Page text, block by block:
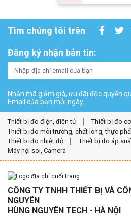
Tìm chúng tôi trên
Đăng ký nhận bản tin:
Nhận mã giảm giá, ưu đãi độc quyền
Email của bạn mỗi ngày.
Thiết bị đo điện, điện tử
Thiết bị đo
Thiết bị đo môi trường, chất lỏng, thực
Thiết bị đo nhiệt độ
Thiết bị đo áp
Máy nội soi, Camera
CÔNG TY TNHH THIẾT BỊ VÀ
NGUYÊN
HÙNG NGUYÊN TECH - HÀ NỘI